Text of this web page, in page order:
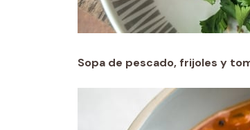
Sopa de pescado, frijoles y